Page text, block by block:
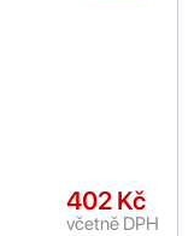
402 Kč
včetně DPH